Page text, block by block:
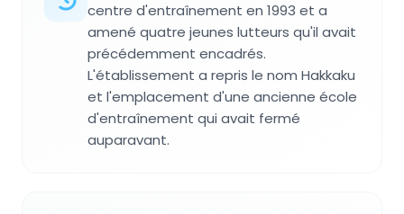
centre d'entraînement en 1993 et a
amené quatre jeunes lutteurs qu'il avait
précédemment encadrés.
L'établissement a repris le nom Hakkaku
et l'emplacement d'une ancienne école
d'entraînement qui avait fermé
auparavant.